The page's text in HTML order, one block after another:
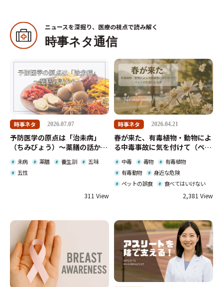
ニュースを深掘り、医療の視点で読み解く
時事ネタ通信
時事ネタ 2026.07.07
予防医学の原点は「治未病」
（ちみびょう）～薬膳の話から
未病 薬膳 養生訓
五味
五性
311
時事ネタ 2026.04.21
春が来た、有毒植物・動物によ
る中毒事故に気を付けて（ペッ
トの誤食にも注意）
中毒 毒物
有毒植物
有毒動物
身近な危険
ペットの誤食
食べてはいけない
2,381